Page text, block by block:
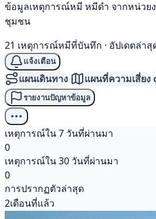
ข้อมูลเหตุการณ์หมี หมีดำ จากหน่วย
ชุมชน
21 เหตุการณ์หมีที่บันทึก · อัปเดตล่า
แจ้งเตือน
แผนเดินทาง แผนที่ความเสี่ยง
รายงานปัญหาข้อมูล
เหตุการณ์ใน 7 วันที่ผ่านมา
0
เหตุการณ์ใน 30 วันที่ผ่านมา
0
การปรากฏตัวล่าสุด
2เดือนที่แล้ว